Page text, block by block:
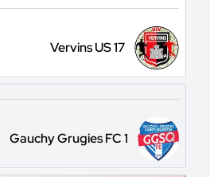
Vervins US 17
Gauchy Grugies FC 1